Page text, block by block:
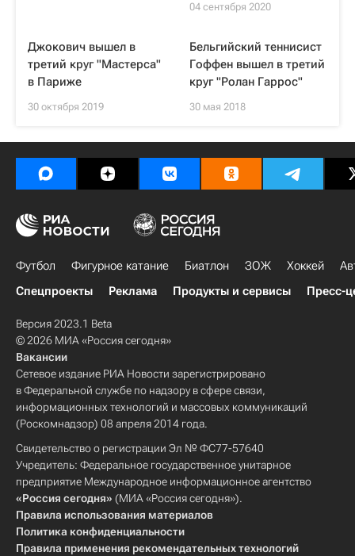
04 сентября 2020
Джокович вышел в
третий круг "Мастерса"
в Париже
30 октября 2019
Бельгийский теннисист
Гоффен вышел в третий
круг "Ролан Гаррос"
30 мая 2018
Футбол Фигурное катание Биатлон ЗОЖ Хоккей
Спецпроекты
Реклама Продукты и сервисы Пресс-
Версия 2023.1 Beta
© 2026 МИА «Россия сегодня»
Вакансии
Сетевое издание РИА Новости зарегистрировано
в Федеральной службе по надзору в сфере связи,
информационных технологий и массовых коммуникаций
(Роскомнадзор) 08 апреля 2014 года.
Свидетельство о регистрации Эл № ФС77-57640
Учредитель: Федеральное государственное унитарное
предприятие Международное информационное агентство
«Россия сегодня» (МИА «Россия сегодня»).
Правила использования материалов
Политика конфиденциальности
Правила применения рекомендательных технологий